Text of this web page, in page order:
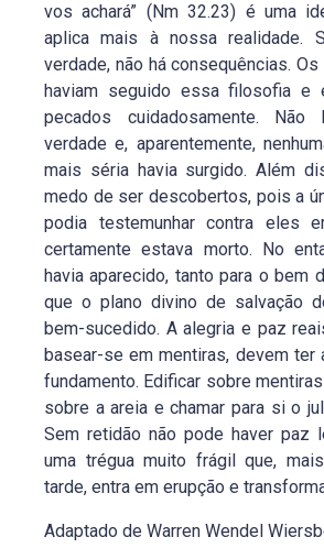
vos achará” (Nm 32.23) é uma
aplica mais à nossa realidade.
verdade, não há consequências.
haviam seguido essa filosofia e
pecados cuidadosamente.
verdade e, aparentemente,
mais séria havia surgido. Além
medo de ser descobertos, pois a
podia testemunhar contra eles
certamente estava morto. No
havia aparecido, tanto para o bem
que o plano divino de salvação
bem-sucedido. A alegria e paz
basear-se em mentiras, devem ter
fundamento. Edificar sobre
sobre a areia e chamar para si o
Sem retidão não pode haver paz
uma trégua muito frágil que,
tarde, entra em erupção e
Adaptado de Warren Wendel